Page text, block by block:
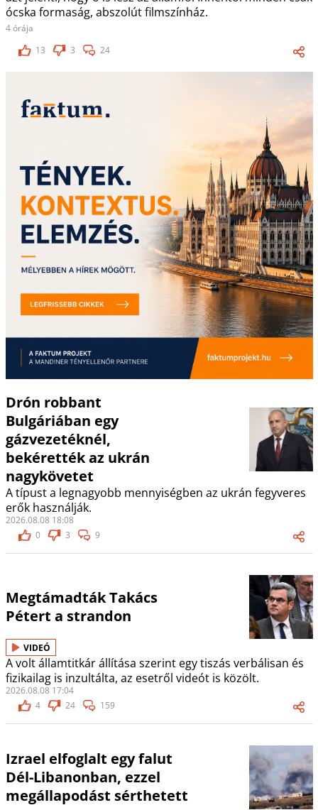
ócska formaság, abszolút filmszínház.
4 órája
13
3 24
Drón robbant
Bulgáriában egy
gázvezetéknél,
bekérették az ukrán
nagykövetet
A típust a legnagyobb mennyiségben az ukrán fegyveres
erők használják.
2026.08.08 18:08
0
3 9
Megtámadták Takács
Pétert a strandon
VIDEÓ
A volt államtitkár állítása szerint egy tiszás verbálisan és
fizikailag is inzultálta, az esetről videót is közölt.
2026.08.08 17:04
4
24 159
Izrael elfoglalt egy falut
Dél-Libanonban, ezzel
megállapodást sérthetett